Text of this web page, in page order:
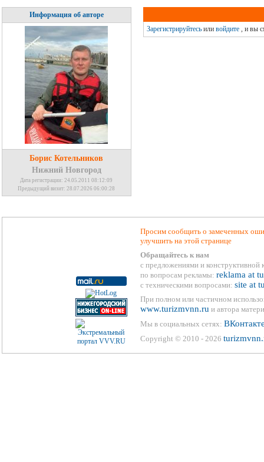
Информация об авторе
Борис Котельников
Нижний Новгород
Дата регистрации: 24.05.2011 08:12:09
Предыдущий визит: 28.07.2026 06:00:28
Зарегистрируйтесьили войдите, и вы
Просим сообщить о замеченных
улучшить на этой странице
Обращайтесь к нам
с предложениями и конструктивной
по вопросам рекламы: reklama at
с техническими вопросами: site at
При полном или частичном
www.turizmvnn.ru и автора
Мы в социальных сетях:
Copyright © 2010 - 2026